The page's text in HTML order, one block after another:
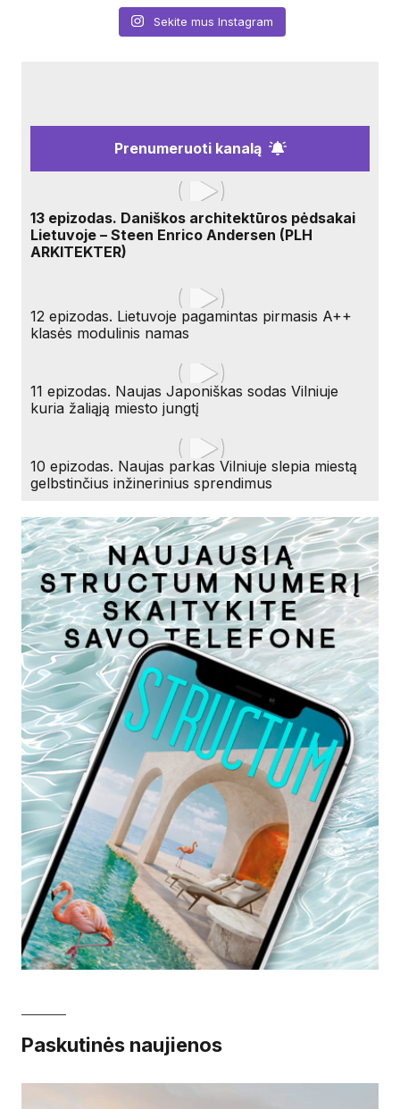
Sekite mus Instagram
Prenumeruoti kanalą
13 epizodas. Daniškos architektūros pėdsakai
Lietuvoje – Steen Enrico Andersen (PLH
ARKITEKTER)
12 epizodas. Lietuvoje pagamintas pirmasis A++
klasės modulinis namas
11 epizodas. Naujas Japoniškas sodas Vilniuje
kuria žaliąją miesto jungtį
10 epizodas. Naujas parkas Vilniuje slepia miestą
gelbstinčius inžinerinius sprendimus
Paskutinės naujienos